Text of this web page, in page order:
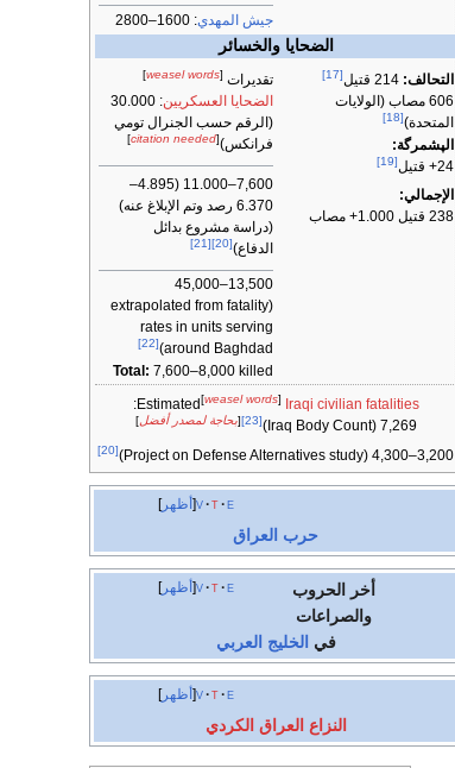
جيش المهدي: 1600–2800
الضحايا والخسائر
التحالف: [17]
606 مصاب (الولايات
المتحدة)[18]
الپشمرگة:
24+ قتيل
[19]
الإجمالي:
238 قتيل 1.000+ مصاب
تقديرات [
weasel words
]
الضحايا العسكريين : 30.000
(الرقم حسب الجنرال تومي
فرانكس)[
citation needed
]
7,600–11.000 (4.895–
6.370 رصد وتم الإبلاغ عنه)
(دراسة مشروع بدائل
الدفاع)[20]
[21]
13,500–45,000
(extrapolated from fatality
rates in units serving
around Baghdad)
[22]
Total: 7,600–8,000 killed
Estimated [weasel words] Iraqi civilian fatalities
:
7,269 (Iraq Body Count)
[23]
[بحاجة لمصدر أفضل]
3,200–4,300 (Project on Defense Alternatives study)
[20]
أظهر v t e
حرب العراق
أظهر v t e
أخر الحروب
والصراعات
في الخليج العربي
أظهر v t e
النزاع العراق الكردي